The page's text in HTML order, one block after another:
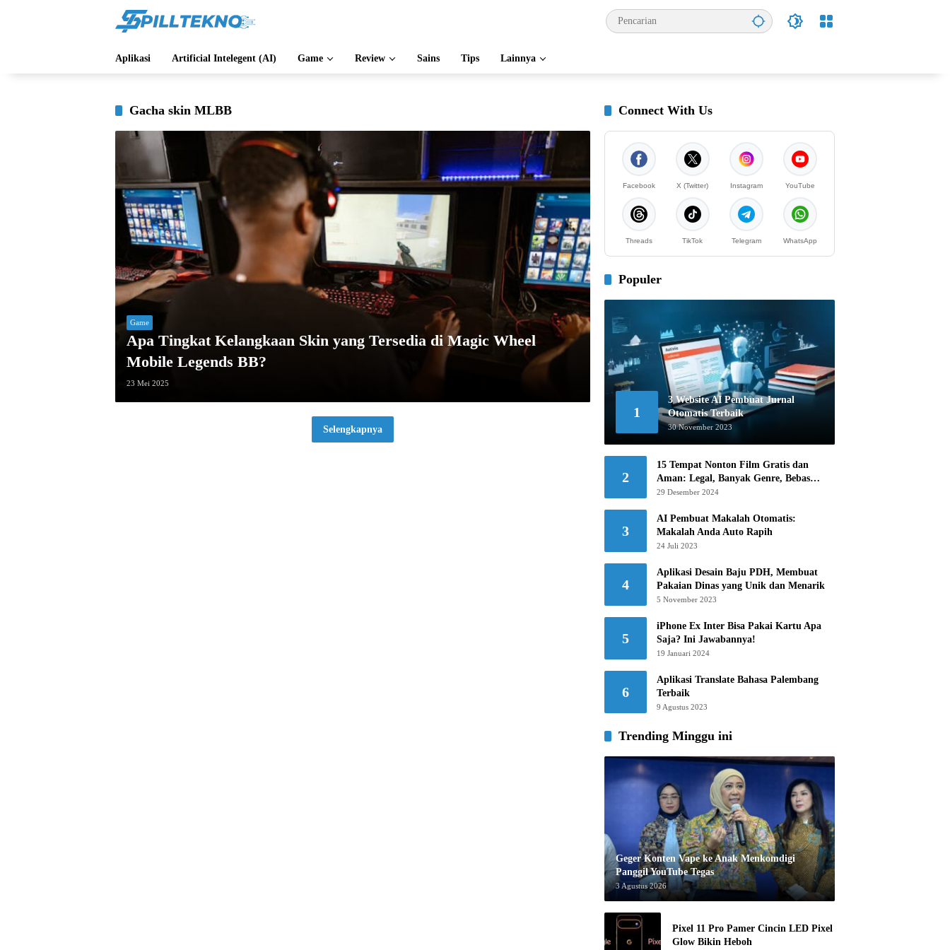
Aplikasi Artificial Intelegent (AI) Game Review Sains Tips Lainnya
Gacha skin MLBB
Game
Apa Tingkat Kelangkaan Skin yang Tersedia di Magic Wheel
Mobile Legends BB?
23 Mei 2025
Selengkapnya
Connect With Us
Facebook X (Twitter) Instagram YouTube
Threads TikTok Telegram WhatsApp
Populer
1
3 Website AI Pembuat Jurnal
Otomatis Terbaik
30 November 2023
2
15 Tempat Nonton Film Gratis dan
Aman: Legal, Banyak Genre, Bebas
Khawatir!
29 Desember 2024
3
AI Pembuat Makalah Otomatis:
Makalah Anda Auto Rapih
24 Juli 2023
4
Aplikasi Desain Baju PDH, Membuat
Pakaian Dinas yang Unik dan Menarik
5 November 2023
5
iPhone Ex Inter Bisa Pakai Kartu Apa
Saja? Ini Jawabannya!
19 Januari 2024
6
Aplikasi Translate Bahasa Palembang
Terbaik
9 Agustus 2023
Trending Minggu ini
Geger Konten Vape ke Anak Menkomdigi
Panggil YouTube Tegas
3 Agustus 2026
Pixel 11 Pro Pamer Cincin LED Pixel
Glow Bikin Heboh